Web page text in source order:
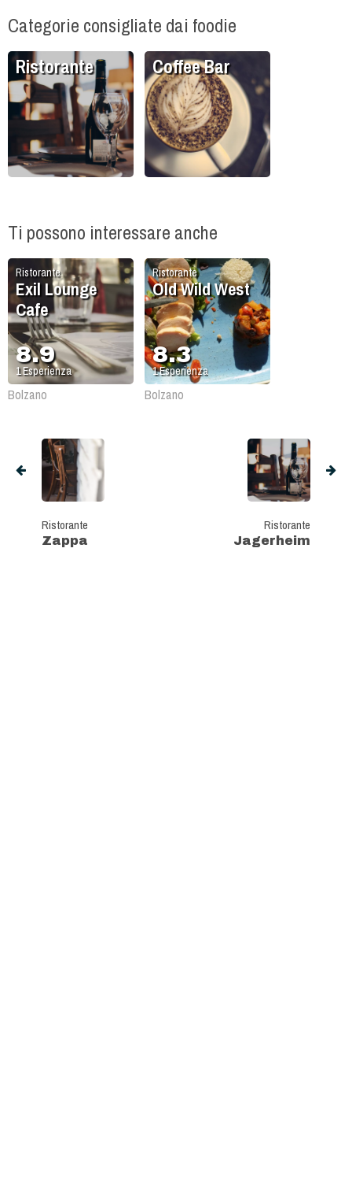
Categorie consigliate dai foodie
Ristorante Coffee Bar
Ti possono interessare anche
Ristorante
Exil Lounge
Cafe
8.9
1Esperienza
Bolzano
Ristorante
Old Wild West
8.3
1Esperienza
Bolzano
Ristorante
Zappa
Ristorante
Jagerheim